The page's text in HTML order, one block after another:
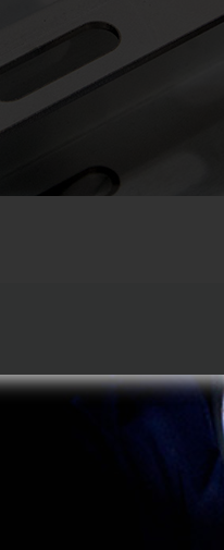
produits.